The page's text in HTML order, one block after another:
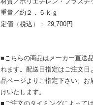
重量／約２．５ｋｇ
定価（税込）： 29,700円
■こちらの商品はメーカー直送
れます。配送日指定はご注文
品ページよりご指定下さい。
けいたします。
■ご注文のタイミングによって